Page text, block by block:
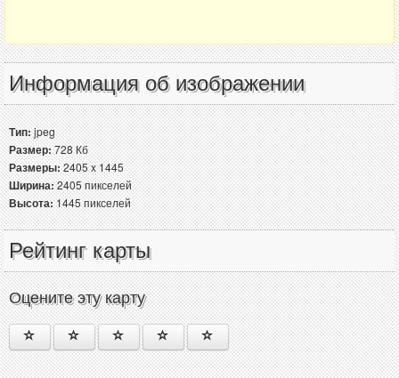
Информация об изображении
Тип:jpeg
Размер:728 Кб
Размеры:2405 x 1445
Ширина:2405 пикселей
Высота:1445 пикселей
Рейтинг карты
Оцените эту карту